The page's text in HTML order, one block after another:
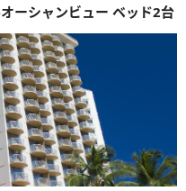
ーシャンビュー ベッド2台